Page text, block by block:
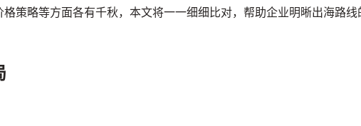
策略等方面各有千秋，本文将一一细细比对，帮助企业明晰出海路线